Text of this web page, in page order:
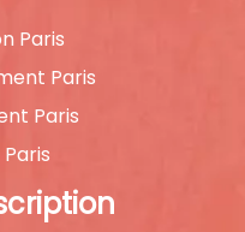
Paris
Paris
Paris